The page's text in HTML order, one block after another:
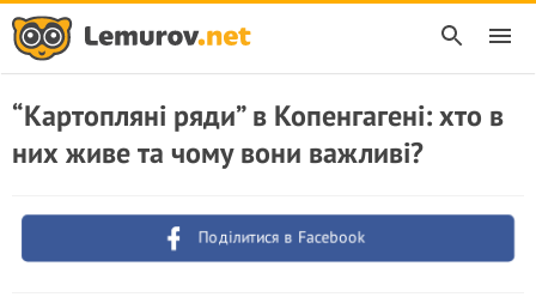
“Картопляні ряди” в Копенгагені: хто в
них живе та чому вони важливі?
Поділитися в Facebook